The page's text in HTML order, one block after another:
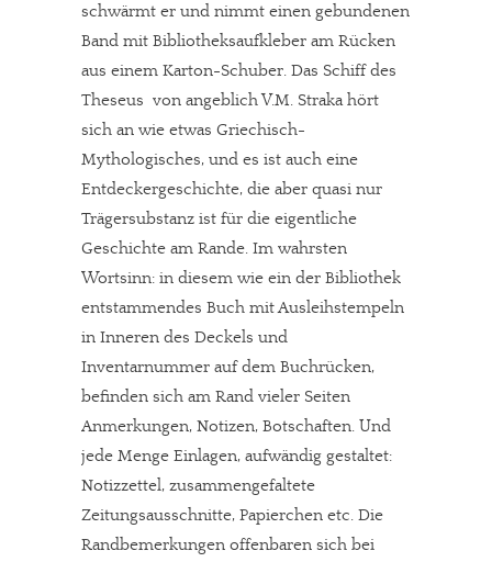
schwärmt er und nimmt einen gebundenen
Band mit Bibliotheksaufkleber am Rücken
aus einem Karton-Schuber. Das Schiff des
Theseus von angeblich V.M. Straka hört
sich an wie etwas Griechisch-
Mythologisches, und es ist auch eine
Entdeckergeschichte, die aber quasi nur
Trägersubstanz ist für die eigentliche
Geschichte am Rande. Im wahrsten
Wortsinn: in diesem wie ein der Bibliothek
entstammendes Buch mit Ausleihstempeln
in Inneren des Deckels und
Inventarnummer auf dem Buchrücken,
befinden sich am Rand vieler Seiten
Anmerkungen, Notizen, Botschaften. Und
jede Menge Einlagen, aufwändig gestaltet:
Notizzettel, zusammengefaltete
Zeitungsausschnitte, Papierchen etc. Die
Randbemerkungen offenbaren sich bei